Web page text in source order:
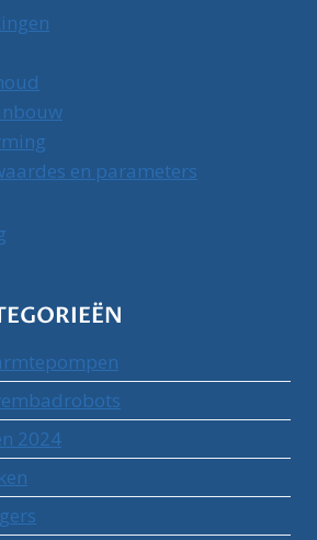
en parameters
2024